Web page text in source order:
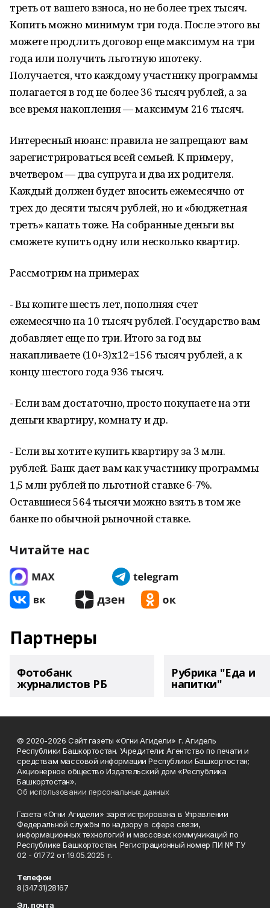
треть от вашего взноса, но не более трех тысяч.
Копить можно минимум три года. После этого вы
можете продлить договор еще максимум на три
года или получить льготную ипотеку.
Получается, что каждому участнику программы
полагается в год не более 36 тысяч рублей, а за
все время накопления — максимум 216 тысяч.
Интересный нюанс: правила не запрещают вам
зарегистрироваться всей семьей. К примеру,
вчетвером — два супруга и два их родителя.
Каждый должен будет вносить ежемесячно от
трех до десяти тысяч рублей, но и «бюджетная
треть» капать тоже. На собранные деньги вы
сможете купить одну или несколько квартир.
Рассмотрим на примерах
- Вы копите шесть лет, пополняя счет
ежемесячно на 10 тысяч рублей. Государство вам
добавляет еще по три. Итого за год вы
накапливаете (10+3)х12=156 тысяч рублей, а к
концу шестого года 936 тысяч.
- Если вам достаточно, просто покупаете на эти
деньги квартиру, комнату и др.
- Если вы хотите купить квартиру за 3 млн.
рублей. Банк дает вам как участнику программы
1,5 млн рублей по льготной ставке 6-7%.
Оставшиеся 564 тысячи можно взять в том же
банке по обычной рыночной ставке.
Читайте нас
Партнеры
Фотобанк
журналистов РБ
Рубрика "Еда и
напитки"
© 2020-2026 Сайт газеты «Огни Агидели» г. Агидель
Республики Башкортостан. Учредители: Агентство по печати и
средствам массовой информации Республики Башкортостан;
Акционерное общество Издательский дом «Республика
Башкортостан».
Об использовании персональных данных
Газета «Огни Агидели» зарегистрирована в Управлении
Федеральной службы по надзору в сфере связи,
информационных технологий и массовых коммуникаций по
Республике Башкортостан. Регистрационный номер ПИ № ТУ
02 - 01772 от 19.05.2025 г.
Телефон
8(34731)28167
Эл. почта